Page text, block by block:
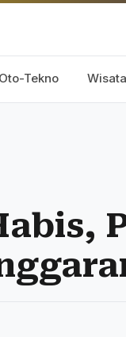
Oto-Tekno Wisata